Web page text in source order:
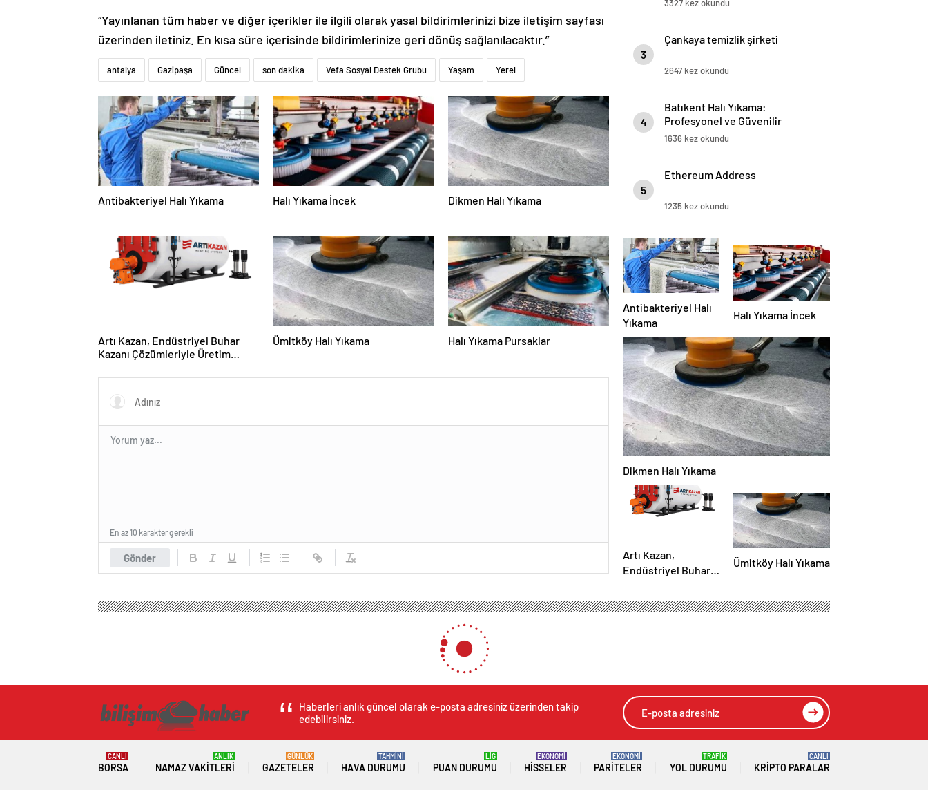
“Yayınlanan tüm haber ve diğer içerikler ile ilgili olarak yasal bildirimlerinizi bize iletişim sayfası
üzerinden iletiniz. En kısa süre içerisinde bildirimlerinize geri dönüş sağlanılacaktır.”
antalya Gazipaşa Güncel son dakika Vefa Sosyal Destek Grubu Yaşam Yerel
Antibakteriyel Halı Yıkama Halı Yıkama İncek Dikmen Halı Yıkama
Artı Kazan, Endüstriyel Buhar
Kazanı Çözümleriyle Üretim
Sunuyor
Ümitköy Halı Yıkama Halı Yıkama Pursaklar
Gönder
En az 10 karakter gerekli
3327 kez okundu
3
Çankaya temizlik şirketi
2647 kez okundu
4
Batıkent Halı Yıkama:
Profesyonel ve Güvenilir
Hizmetle Temizlikte Fark
1636 kez okundu
5
Ethereum Address
1235 kez okundu
Antibakteriyel Halı
Yıkama
Halı Yıkama İncek
Dikmen Halı Yıkama
Artı Kazan,
Endüstriyel Buhar
Çözümleriyle
Üretim Tesislerine
Ümitköy Halı Yıkama
Haberleri anlık güncel olarak e-posta adresiniz üzerinden takip
edebilirsiniz.
BORSA
CANLI
NAMAZ VAKITLERI
ANLIK
GAZETELER
GÜNLÜK
HAVA DURUMU
TAHMİNİ
PUAN DURUMU
LİG
HISSELER
EKONOMİ
PARITELER
EKONOMİ
YOL DURUMU
TRAFİK
KRIPTO PARALAR
CANLI